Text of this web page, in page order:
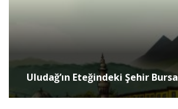
Uludağ’ın Eteğindeki Şehir Bursa